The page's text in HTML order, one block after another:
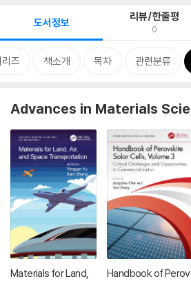
도서정보 리뷰/한줄평
0
즈 책소개 목차 관련분류
Materials for Land,
Handbook of Perov